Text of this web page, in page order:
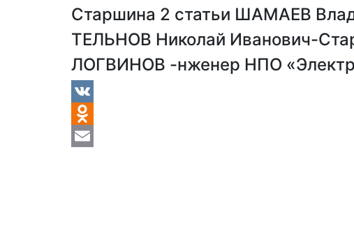
Старшина 2 статьи ШАМАЕВ
ТЕЛЬНОВ Николай Иванович-
ЛОГВИНОВ -нженер НПО
VK
Odnoklassniki